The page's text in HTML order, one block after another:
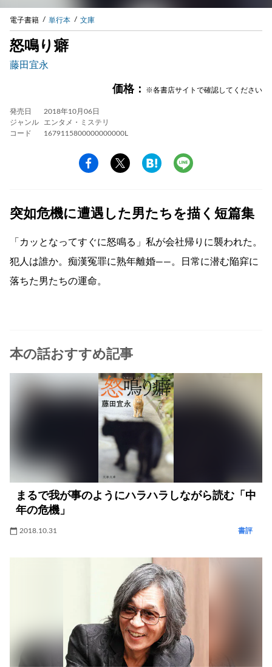
電子書籍 単行本 文庫
怒鳴り癖
藤田宜永
価格： ※各書店サイトで確認してください
発売日
2018年10月06日
ジャンル
エンタメ・ミステリ
コード
1679115800000000000L
突如危機に遭遇した男たちを描く短篇集
「カッとなってすぐに怒鳴る」私が会社帰りに襲われた。
犯人は誰か。痴漢冤罪に熟年離婚――。日常に潜む陥穽に
落ちた男たちの運命。
本の話おすすめ記事
まるで我が事のようにハラハラしながら読む「中
年の危機」
2018.10.31 書評